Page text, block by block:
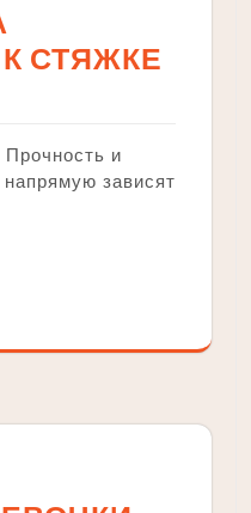
СТЯЖКЕ
Прочность и
зависят